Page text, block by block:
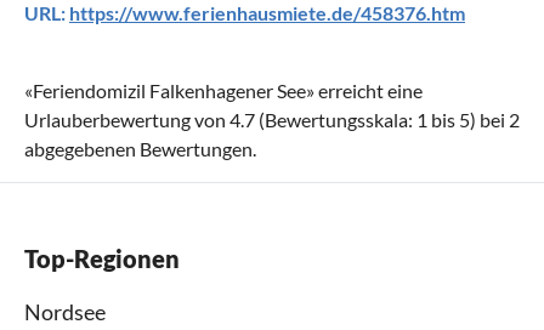
URL: https://www.ferienhausmiete.de/458376.htm
«Feriendomizil Falkenhagener See» erreicht eine
Urlauberbewertung von 4.7 (Bewertungsskala: 1 bis 5) bei 2
abgegebenen Bewertungen.
Top-Regionen
Nordsee